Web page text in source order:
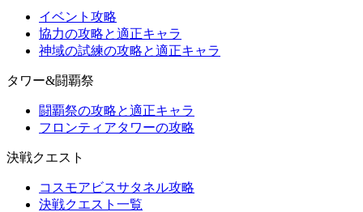
イベント攻略
協力の攻略と適正キャラ
神域の試練の攻略と適正キャラ
タワー&闘覇祭
闘覇祭の攻略と適正キャラ
フロンティアタワーの攻略
決戦クエスト
コスモアビスサタネル攻略
決戦クエスト一覧